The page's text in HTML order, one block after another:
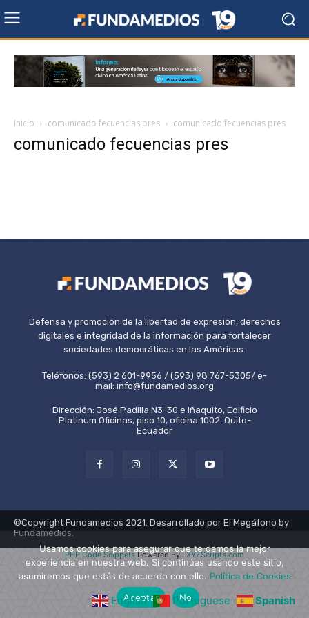
Inicio comunicado fecuencias pres comunicado fecuencias pres
comunicado fecuencias pres
Defensa y promoción de la libertad de expresión, derechos
digitales e integridad de la información para fortalecer
sociedades democráticas en las Américas.
Teléfonos: (593) 2 601-9956 / (593) 98 767-5305/ e-
mail: info@fundamedios.org
Dirección: José Padilla N3-30 e Iñaquito, Edificio
Platinum Oficinas, piso 10, oficina 1002. Quito-
Ecuador
©Copyright Fundamedios 2021. Desarrollado por El Megáfono by
Fundamedios.
English Portuguese Spanish
PHP Code SnippetsPowered By :XYZScripts.com
Usamos cookies para asegurar que te damos la mejor
experiencia en nuestra web. Si continúas usando este sitio,
asumiremos que estás de acuerdo con ello. Política de Cookies
Aceptar
No